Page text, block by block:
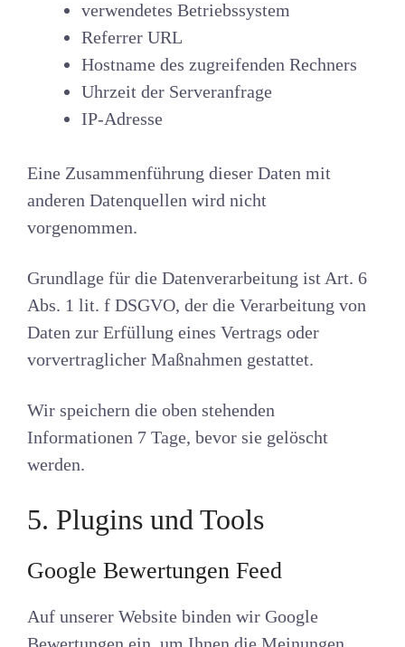
verwendetes Betriebssystem
Referrer URL
Hostname des zugreifenden Rechners
Uhrzeit der Serveranfrage
IP-Adresse
Eine Zusammenführung dieser Daten mit
anderen Datenquellen wird nicht
vorgenommen.
Grundlage für die Datenverarbeitung ist Art. 6
Abs. 1 lit. f DSGVO, der die Verarbeitung von
Daten zur Erfüllung eines Vertrags oder
vorvertraglicher Maßnahmen gestattet.
Wir speichern die oben stehenden
Informationen 7 Tage, bevor sie gelöscht
werden.
5. Plugins und Tools
Google Bewertungen Feed
Auf unserer Website binden wir Google